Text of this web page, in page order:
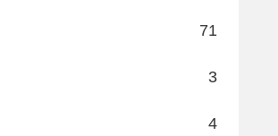
71
3
4